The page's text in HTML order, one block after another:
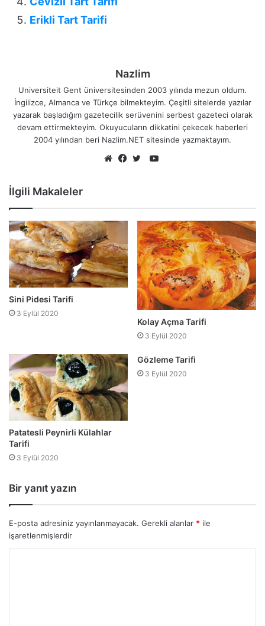
Erikli Tart Tarifi
Nazlim
Universiteit Gent üniversitesinden 2003 yılında mezun oldum.
İngilizce, Almanca ve Türkçe bilmekteyim. Çeşitli sitelerde yazılar
yazarak başladığım gazetecilik serüvenini serbest gazeteci olarak
devam ettirmekteyim. Okuyucuların dikkatini çekecek haberleri
2004 yılından beri Nazlim.NET sitesinde yazmaktayım.
YouTube
İlgili Makaleler
Sini Pidesi Tarifi
3 Eylül 2020
Kolay Açma Tarifi
3 Eylül 2020
Patatesli Peynirli Külahlar
Tarifi
3 Eylül 2020
Gözleme Tarifi
3 Eylül 2020
Bir yanıt yazın
E-posta adresiniz yayınlanmayacak. Gerekli alanlar * ile
işaretlenmişlerdir